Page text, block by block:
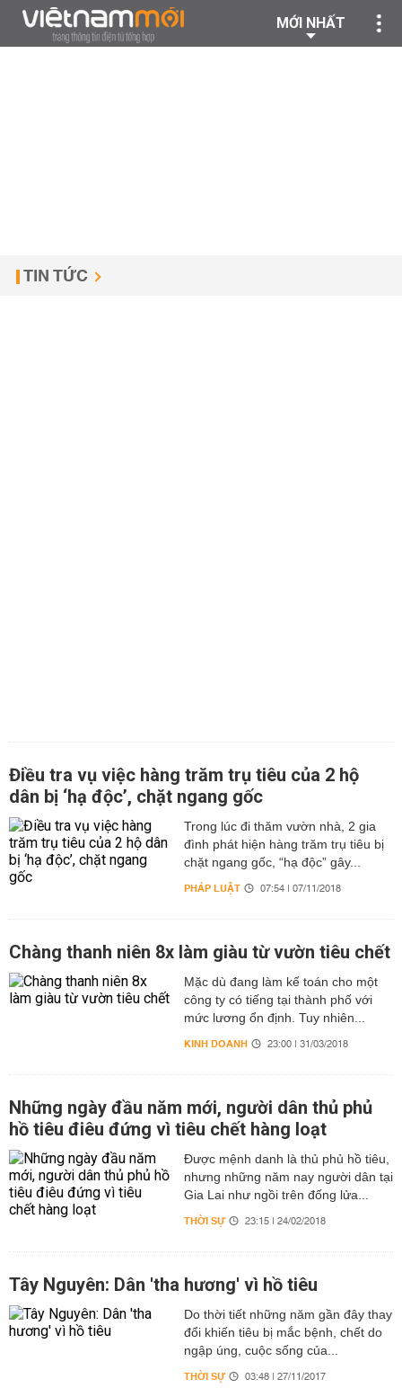
MỚI NHẤT
TIN TỨC
Điều tra vụ việc hàng trăm trụ tiêu của 2 hộ
dân bị ‘hạ độc’, chặt ngang gốc
Trong lúc đi thăm vườn nhà, 2 gia
đình phát hiện hàng trăm trụ tiêu bị
chặt ngang gốc, “hạ độc” gây...
PHÁP LUẬT 07:54 | 07/11/2018
Chàng thanh niên 8x làm giàu từ vườn tiêu chết
Mặc dù đang làm kế toán cho một
công ty có tiếng tại thành phố với
mức lương ổn định. Tuy nhiên...
KINH DOANH 23:00 | 31/03/2018
Những ngày đầu năm mới, người dân thủ phủ
hồ tiêu điêu đứng vì tiêu chết hàng loạt
Được mệnh danh là thủ phủ hồ tiêu,
nhưng những năm nay người dân tại
Gia Lai như ngồi trên đống lửa...
THỜI SỰ 23:15 | 24/02/2018
Tây Nguyên: Dân 'tha hương' vì hồ tiêu
Do thời tiết những năm gần đây thay
đổi khiến tiêu bị mắc bệnh, chết do
ngập úng, cuộc sống của...
THỜI SỰ 03:48 | 27/11/2017